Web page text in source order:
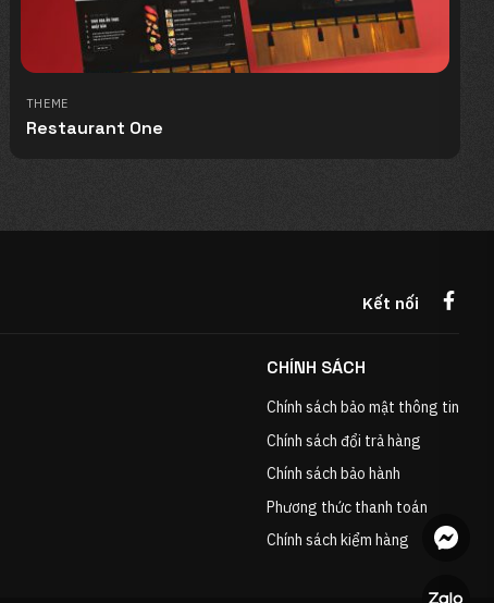
THEME
Restaurant One
Kết nối
CHÍNH SÁCH
Chính sách bảo mật thông tin
Chính sách đổi trả hàng
Chính sách bảo hành
Phương thức thanh toán
Chính sách kiểm hàng